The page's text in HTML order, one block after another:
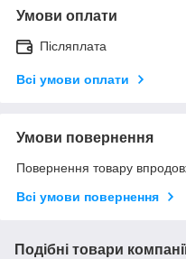
Умови оплати
Післяплата
Всі умови оплати
Умови повернення
Повернення товару
Всі умови повернення
Подібні товари